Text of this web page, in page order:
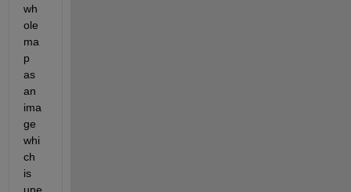
wh
ole
ma
p
as
an
ima
ge
whi
ch
is